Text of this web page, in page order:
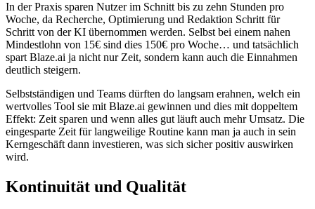
In der Praxis sparen Nutzer im Schnitt bis zu zehn Stunden pro
Woche, da Recherche, Optimierung und Redaktion Schritt für
Schritt von der KI übernommen werden. Selbst bei einem nahen
Mindestlohn von 15€ sind dies 150€ pro Woche… und tatsächlich
spart Blaze.ai ja nicht nur Zeit, sondern kann auch die Einnahmen
deutlich steigern.
Selbstständigen und Teams dürften do langsam erahnen, welch ein
wertvolles Tool sie mit Blaze.ai gewinnen und dies mit doppeltem
Effekt: Zeit sparen und wenn alles gut läuft auch mehr Umsatz. Die
eingesparte Zeit für langweilige Routine kann man ja auch in sein
Kerngeschäft dann investieren, was sich sicher positiv auswirken
wird.
Kontinuität und Qualität